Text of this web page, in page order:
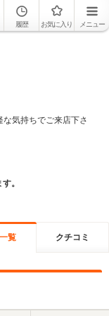
履歴 お気に入り メニュー
気持ちでご来店下さ
。
覧 クチコミ